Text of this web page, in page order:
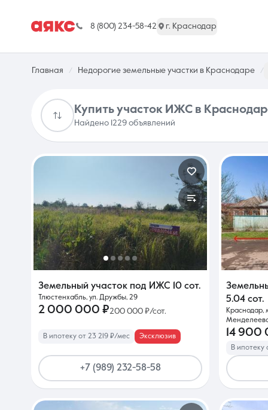
8 (800) 234-58-42 г. Краснодар
О компании
Главная Недорогие земельные участки в Краснодаре
Купить участок ИЖС в
Найдено 1229 объявлений
Земельный участок под ИЖС 10 сот.
Тлюстенхабль, ул. Дружбы, 29
2 000 000 ₽200 000 ₽/сот.
В ипотеку от 23 219 ₽/мес Эксклюзив
+7 (989) 232-58-58
5.04 сот.
Краснодар,
14 900
В ипотеку